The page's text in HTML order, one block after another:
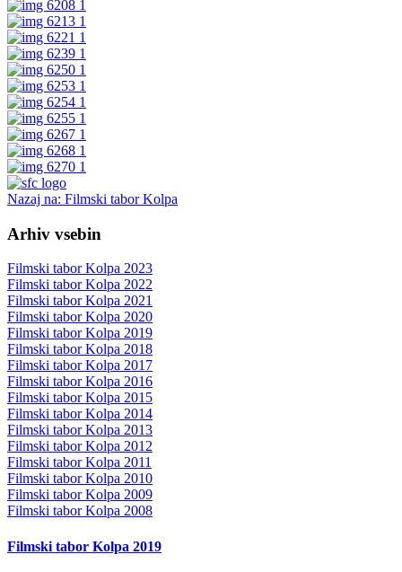
Nazaj na: Filmski tabor Kolpa
Arhiv vsebin
Filmski tabor Kolpa 2023
Filmski tabor Kolpa 2022
Filmski tabor Kolpa 2021
Filmski tabor Kolpa 2020
Filmski tabor Kolpa 2019
Filmski tabor Kolpa 2018
Filmski tabor Kolpa 2017
Filmski tabor Kolpa 2016
Filmski tabor Kolpa 2015
Filmski tabor Kolpa 2014
Filmski tabor Kolpa 2013
Filmski tabor Kolpa 2012
Filmski tabor Kolpa 2011
Filmski tabor Kolpa 2010
Filmski tabor Kolpa 2009
Filmski tabor Kolpa 2008
Filmski tabor Kolpa 2019